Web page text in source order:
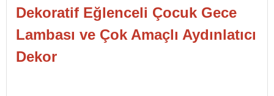
Dekoratif Eğlenceli Çocuk Gece
Lambası ve Çok Amaçlı Aydınlatıcı
Dekor